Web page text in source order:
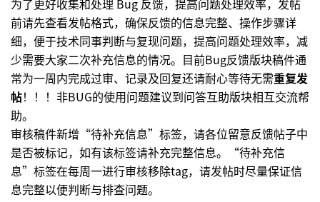
前请先查看发帖格式，确保反馈的信息完整、操作步骤详
细，便于技术同事判断与复现问题，提高问题处理效率，减
少需要大家二次补充信息的情况。目前Bug反馈版块稿件通
常为一周内完成过审、记录及回复还请耐心等待无需重复发
帖！！！非BUG的使用问题建议到问答互助版块相互交流帮
助。
审核稿件新增“待补充信息”标签，请各位留意反馈帖子中
是否被标记，如有该标签请补充完整信息。“待补充信
息”标签在每周一进行审核移除tag，请发帖时尽量保证信
息完整以便判断与排查问题。